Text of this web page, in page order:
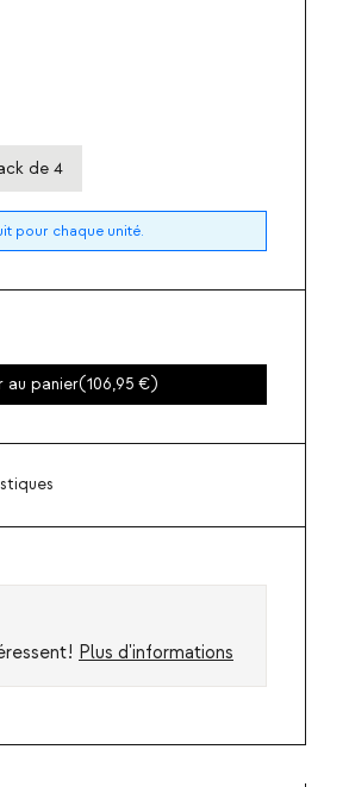
de 4
pour chaque unité.
au panier(106,95 )
Plus d'informations